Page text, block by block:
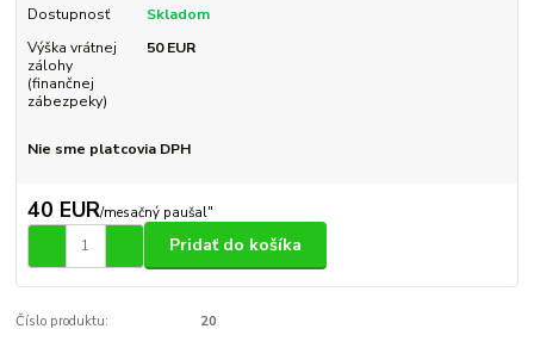
Dostupnosť
Skladom
Výška vrátnej
zálohy
(finančnej
zábezpeky)
50 EUR
Nie sme platcovia DPH
40 EUR/mesačný paušal"
Pridať do košíka
Číslo produktu: 20